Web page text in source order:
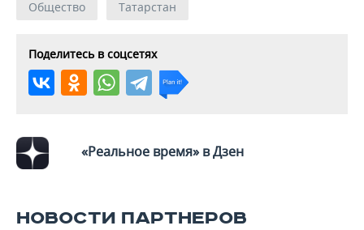
Общество
Татарстан
Поделитесь в соцсетях
«Реальное время» в Дзен
НОВОСТИ ПАРТНЕРОВ